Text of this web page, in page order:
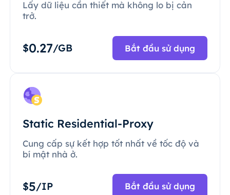
Lấy dữ liệu cần thiết mà không lo bị cản
trở.
$0.27/GB Bắt đầu sử dụng
Static Residential-Proxy
Cung cấp sự kết hợp tốt nhất về tốc độ và
bí mật nhà ở.
$5/IP Bắt đầu sử dụng